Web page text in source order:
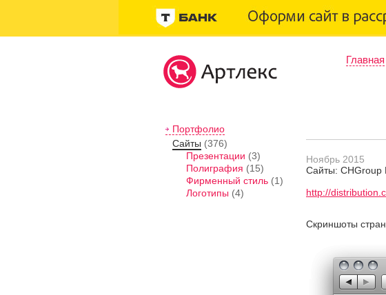
Главная
Портфолио
Сайты (376)
Презентации (3)
Полиграфия (15)
Фирменный стиль (1)
Логотипы (4)
Ноябрь 2015
Сайты: CHGroup
http://
Скриншоты